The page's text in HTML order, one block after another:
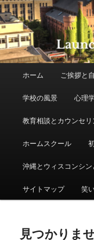
移
動
動
ホーム ご挨拶と
学校の風景 心理
教育相談とカウンセリ
ホームスクール
沖縄とウィスコンシ
サイトマップ 笑
見つかりま